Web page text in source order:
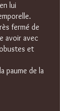
lui
fermé de
avoir avec
et
paume de la